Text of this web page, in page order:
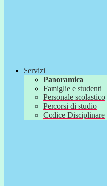
Servizi
Panoramica
Famiglie e studenti
Personale scolastico
Percorsi di studio
Codice Disciplinare